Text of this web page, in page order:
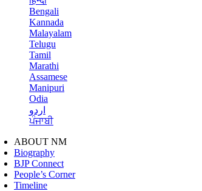
Bengali
Kannada
Malayalam
Telugu
Tamil
Marathi
Assamese
Manipuri
Odia
اردو
ਪੰਜਾਬੀ
ABOUT NM
Biography
BJP Connect
People’s Corner
Timeline